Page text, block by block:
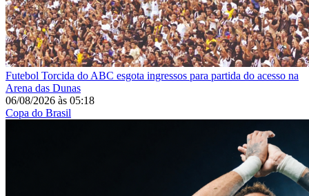
Futebol Torcida do ABC esgota ingressos para partida do acesso na
Arena das Dunas
06/08/2026 às 05:18
Copa do Brasil